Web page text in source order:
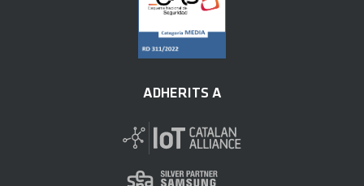
ADHERITS A